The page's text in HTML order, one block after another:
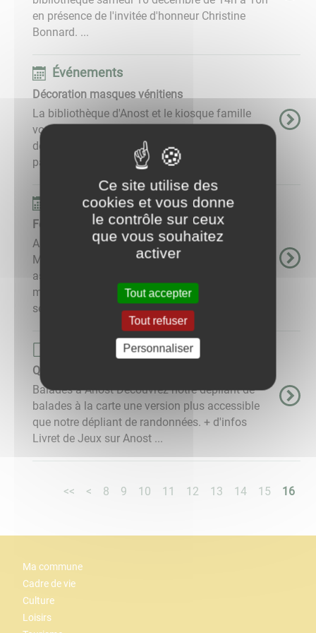
en présence de l'invitée d'honneur Christine
Bonnard. ...
Événements
Décoration masques vénitiens
La bibliothèque d'Anost et le kiosque famille
vous invitent à un après-midi familial
décoration de masques de Venise et histoires à
partager, mercredi 14 février de 14h à 16h. ...
Événements
Fête de la libération
A l'occasion des 80 ans de la Libération, la
Maison du Patrimoine Oral de Bourgogne, les
associations d'Anost et du Morvan ainsi que la
mairie d'Anost vous proposent un week-end
sérieux et festif, retrouvez ...
Page de base
Que faire à Anost ?
​​​​​​​ Balades à Anost Découvrez notre dépliant de
balades à la carte une version plus accessible
que notre dépliant de randonnées. + d'infos ​​​​​​​
Livret de Jeux sur Anost ...
<< < 8 9 10 11 12 13 14 15 16
Ma commune
Cadre de vie
Culture
Loisirs
Ce site utilise des
cookies et vous donne
le contrôle sur ceux
que vous souhaitez
activer
Tout accepter
Tout refuser
Personnaliser